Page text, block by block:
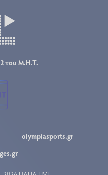
του Μ.Η.Τ.
olympiasports.gr